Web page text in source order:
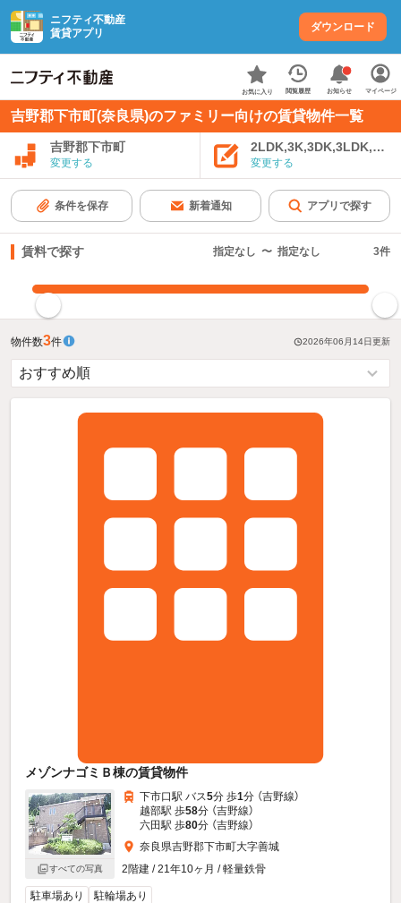
ニフティ不動産
賃貸アプリ
ダウンロード
お気に入り 閲覧履歴 お知らせ マイページ
吉野郡下市町(奈良県)のファミリー向けの賃貸物件一覧
吉野郡下市町
変更する 変更する
条件を保存 新着通知 アプリで探す
賃料で探す 指定なし 〜 指定なし 3件
物件数3件 2026年06月14日更新
メゾンナゴミＢ棟の賃貸物件
すべての写真
下市口駅 バス5分 歩1分 （吉野線）
越部駅 歩58分 （吉野線）
六田駅 歩80分 （吉野線）
奈良県吉野郡下市町大字善城
2階建 / 21年10ヶ月 / 軽量鉄骨
駐車場あり 駐輪場あり